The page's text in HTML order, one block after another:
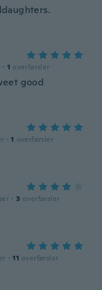
· 1 overførsler
good
· 1 overførsler
· 3 overførsler
· 11 overførsler